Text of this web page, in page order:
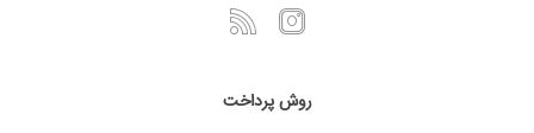
روش پرداخت